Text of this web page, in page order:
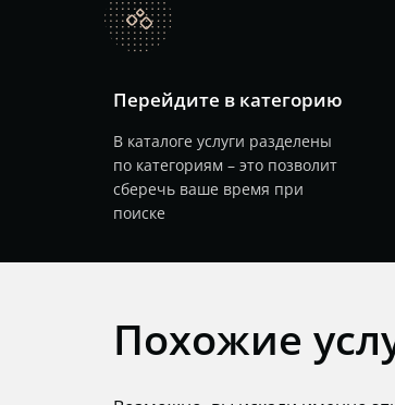
catalog
Перейдите в категорию
В каталоге услуги разделены
по категориям – это позволит
сберечь ваше время при
поиске
Похожие